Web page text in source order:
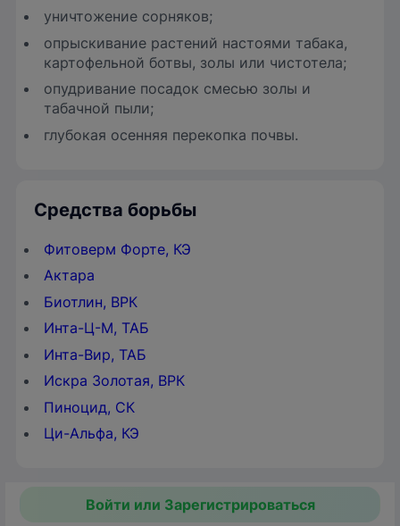
уничтожение сорняков;
опрыскивание растений настоями табака,
картофельной ботвы, золы или чистотела;
опудривание посадок смесью золы и
табачной пыли;
глубокая осенняя перекопка почвы.
Средства борьбы
Фитоверм Форте, КЭ
Актара
Биотлин, ВРК
Инта-Ц-М, ТАБ
Инта-Вир, ТАБ
Искра Золотая, ВРК
Пиноцид, СК
Ци-Альфа, КЭ
Войти или Зарегистрироваться